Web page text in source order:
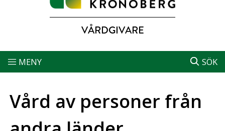
VÅRDGIVARE
MENY SÖK
Vård av personer från